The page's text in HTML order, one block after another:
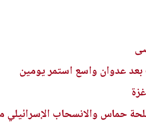
عدوان واسع استمر يومين
حماس والانسحاب الإسرائيلي